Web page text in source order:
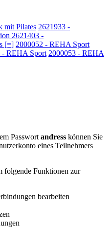
mit Pilates 2621933 -
2621403 -
[=] 2000052 - REHA Sport
- REHA Sport 2000053 - REHA
Passwort andress können Sie
eines Teilnehmers
folgende Funktionen zur
bearbeiten